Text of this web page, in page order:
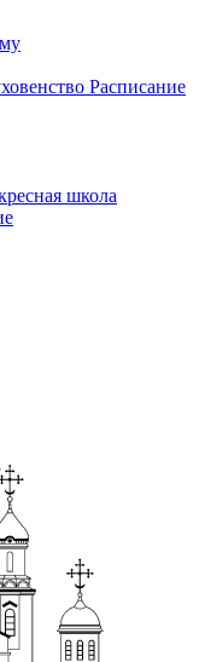
Расписание
школа